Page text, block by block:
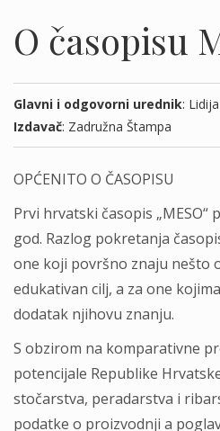
O časopisu
Glavni i odgovorni urednik:
Izdavač: Zadružna Štampa
OPĆENITO O ČASOPISU
Prvi hrvatski časopis
god. Razlog pokretanja
one koji površno znaju nešto
edukativan cilj, a za one
dodatak njihovu znanju.
S obzirom na komparativne
potencijale Republike
stočarstva, peradarstva i
podatke o proizvodnji a